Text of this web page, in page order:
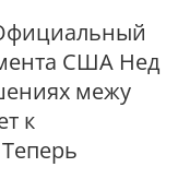
США Нед
межу
к